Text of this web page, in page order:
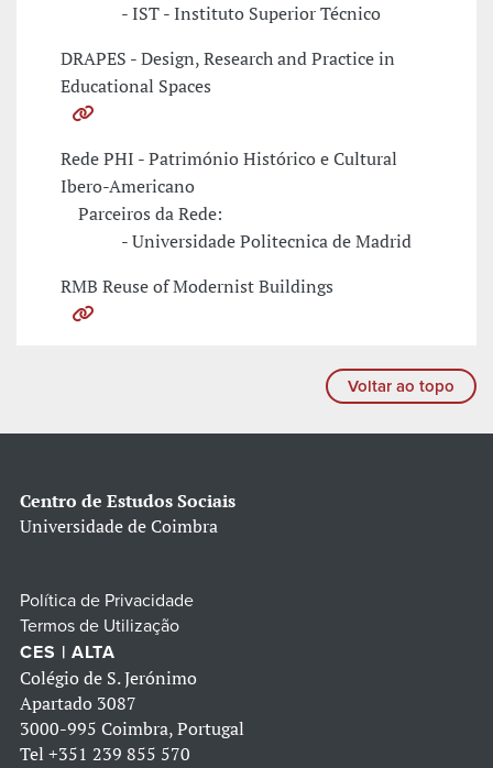
- IST - Instituto Superior Técnico
DRAPES - Design, Research and Practice in
Educational Spaces
Rede PHI - Património Histórico e Cultural
Ibero-Americano
Parceiros da Rede:
- Universidade Politecnica de Madrid
RMB Reuse of Modernist Buildings
Voltar ao topo
Centro de Estudos Sociais
Universidade de Coimbra
Política de Privacidade
Termos de Utilização
CES | ALTA
Colégio de S. Jerónimo
Apartado 3087
3000-995 Coimbra, Portugal
Tel +351 239 855 570